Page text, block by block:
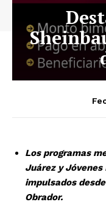
Los programas
Juárez y
impulsados
Obrador.